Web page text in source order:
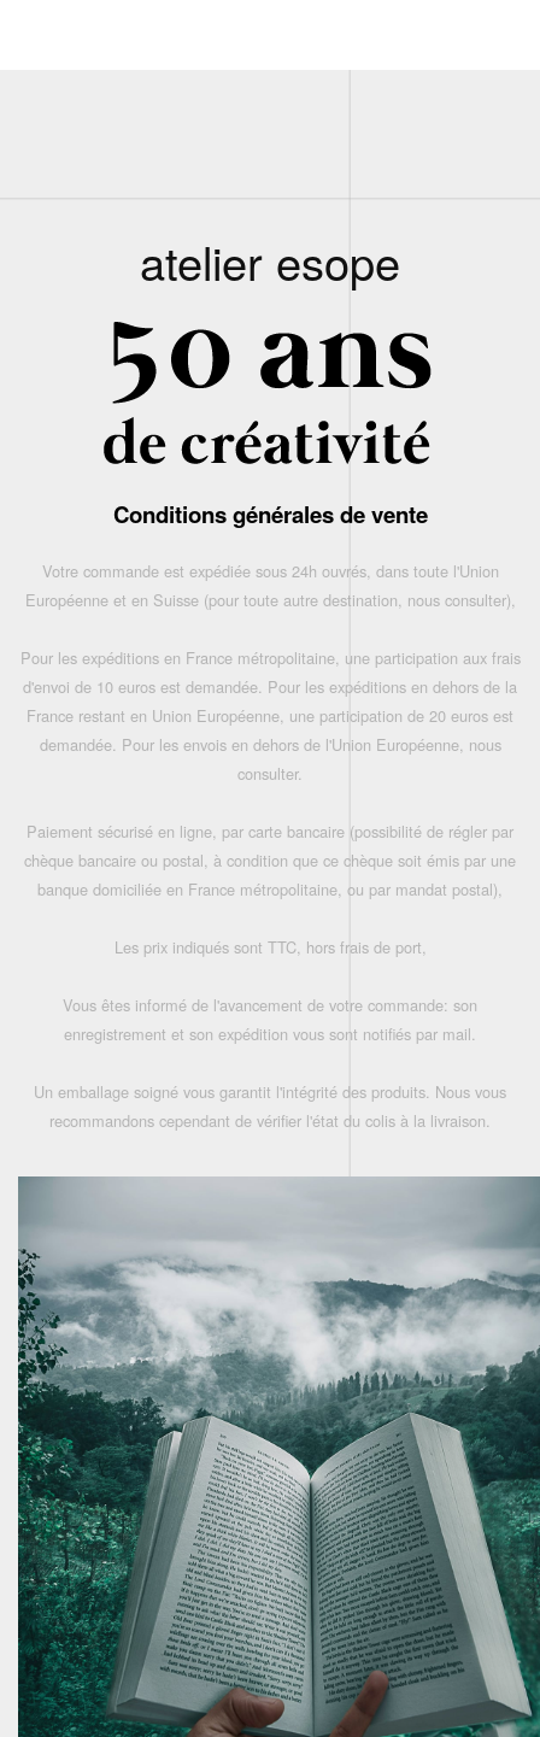
atelier esope
Conditions générales de vente
Votre commande est expédiée sous 24h ouvrés, dans toute l'Union
Européenne et en Suisse (pour toute autre destination, nous consulter),
Pour les expéditions en France métropolitaine, une participation aux frais
d'envoi de 10 euros est demandée. Pour les expéditions en dehors de la
France restant en Union Européenne, une participation de 20 euros est
demandée. Pour les envois en dehors de l'Union Européenne, nous
consulter.
Paiement sécurisé en ligne, par carte bancaire (possibilité de régler par
chèque bancaire ou postal, à condition que ce chèque soit émis par une
banque domiciliée en France métropolitaine, ou par mandat postal),
Les prix indiqués sont TTC, hors frais de port,
Vous êtes informé de l'avancement de votre commande: son
enregistrement et son expédition vous sont notifiés par mail.
Un emballage soigné vous garantit l'intégrité des produits. Nous vous
recommandons cependant de vérifier l'état du colis à la livraison.